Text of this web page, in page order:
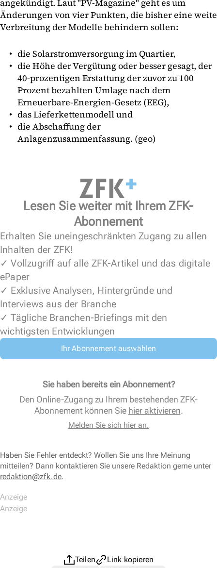
angekündigt. Laut "PV-Magazine" geht es um
Änderungen von vier Punkten, die bisher eine weite
Verbreitung der Modelle behindern sollen:
die Solarstromversorgung im Quartier,
die Höhe der Vergütung oder besser gesagt, der
40-prozentigen Erstattung der zuvor zu 100
Prozent bezahlten Umlage nach dem
Erneuerbare-Energien-Gesetz (EEG),
das Lieferkettenmodell und
die Abschaffung der
Anlagenzusammenfassung. (geo)
Lesen Sie weiter mit Ihrem ZFK-
Abonnement
Erhalten Sie uneingeschränkten Zugang zu allen
Inhalten der ZFK!
✓ Vollzugriff auf alle ZFK-Artikel und das digitale
ePaper
✓ Exklusive Analysen, Hintergründe und
Interviews aus der Branche
✓ Tägliche Branchen-Briefings mit den
wichtigsten Entwicklungen
Ihr Abonnement auswählen
Sie haben bereits ein Abonnement?
Den Online-Zugang zu Ihrem bestehenden ZFK-
Abonnement können Sie hier aktivieren.
Melden Sie sich hier an.
Haben Sie Fehler entdeckt? Wollen Sie uns Ihre Meinung
mitteilen? Dann kontaktieren Sie unsere Redaktion gerne unter
redaktion@zfk.de.
Teilen
Link kopieren